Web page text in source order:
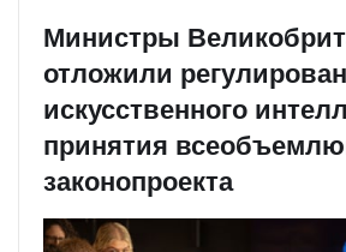
Министры
отложили
искусственного
принятия
законопроекта